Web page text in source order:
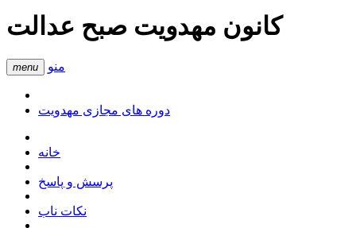
کانون مهدویت صبح عدالت
menu منو
دوره های مجازی مهدویت
خانه
پرسش و پاسخ
نکات ناب